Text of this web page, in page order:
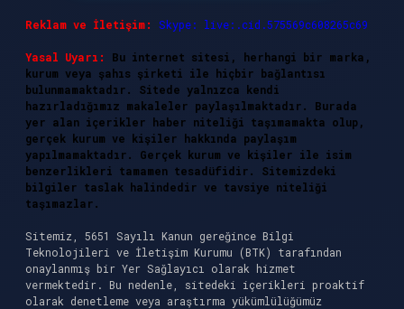
Reklam ve İletişim: Skype: live:.cid.575569c608265c69
Yasal Uyarı:
Bu internet sitesi, herhangi bir marka,
kurum veya şahıs şirketi ile hiçbir bağlantısı
bulunmamaktadır. Sitede yalnızca kendi
hazırladığımız makaleler paylaşılmaktadır. Burada
yer alan içerikler haber niteliği taşımamakta olup,
gerçek kurum ve kişiler hakkında paylaşım
yapılmamaktadır. Gerçek kurum ve kişiler ile isim
benzerlikleri tamamen tesadüfidir. Sitemizdeki
bilgiler taslak halindedir ve tavsiye niteliği
taşımazlar.
Sitemiz, 5651 Sayılı Kanun gereğince Bilgi
Teknolojileri ve İletişim Kurumu (BTK) tarafından
onaylanmış bir Yer Sağlayıcı olarak hizmet
vermektedir. Bu nedenle, sitedeki içerikleri proaktif
olarak denetleme veya araştırma yükümlülüğümüz